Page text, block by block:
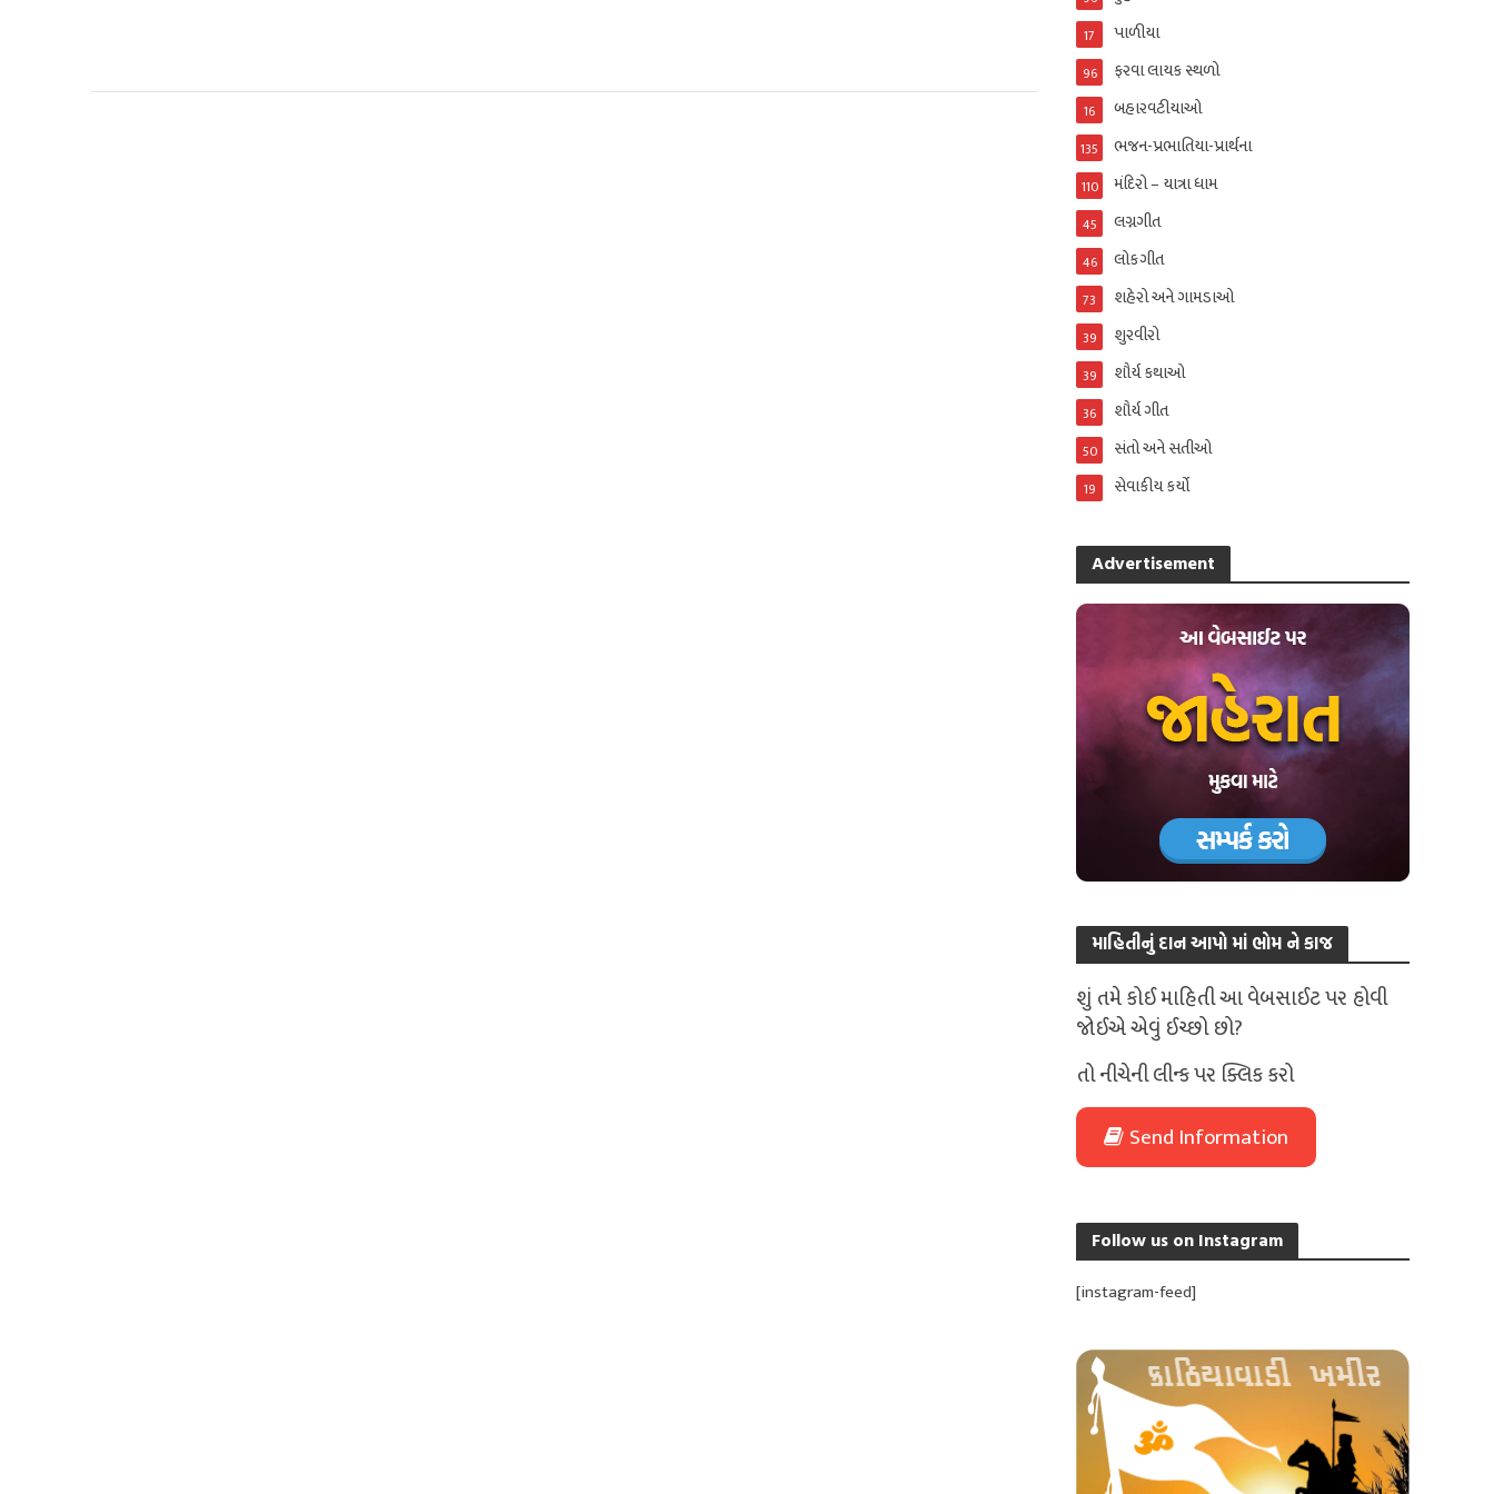
પાળીયા
17
ફરવા લાયક સ્થળો
96
બહારવટીયાઓ
16
ભજન-પ્રભાતિયા-પ્રાર્થના
135
મંદિરો – યાત્રા ધામ
110
લગ્નગીત
45
લોકગીત
46
શહેરો અને ગામડાઓ
73
શુરવીરો
39
શૌર્ય કથાઓ
39
શૌર્ય ગીત
36
સંતો અને સતીઓ
50
સેવાકીય કર્યો
19
Advertisement
માહિતીનું દાન આપો માં ભોમ ને કાજ
શું તમે કોઈ માહિતી આ વેબસાઈટ પર હોવી
જોઈએ એવું ઈચ્છો છો?
તો નીચેની લીન્ક પર ક્લિક કરો
Send Information
Follow us on Instagram
[instagram-feed]